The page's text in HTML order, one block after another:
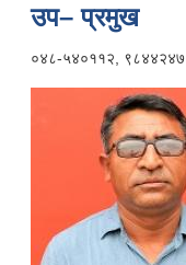
उप– प्रमुख
०४८-५४०११२,